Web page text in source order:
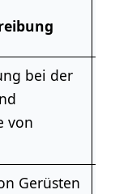
bei der
von
Gerüsten